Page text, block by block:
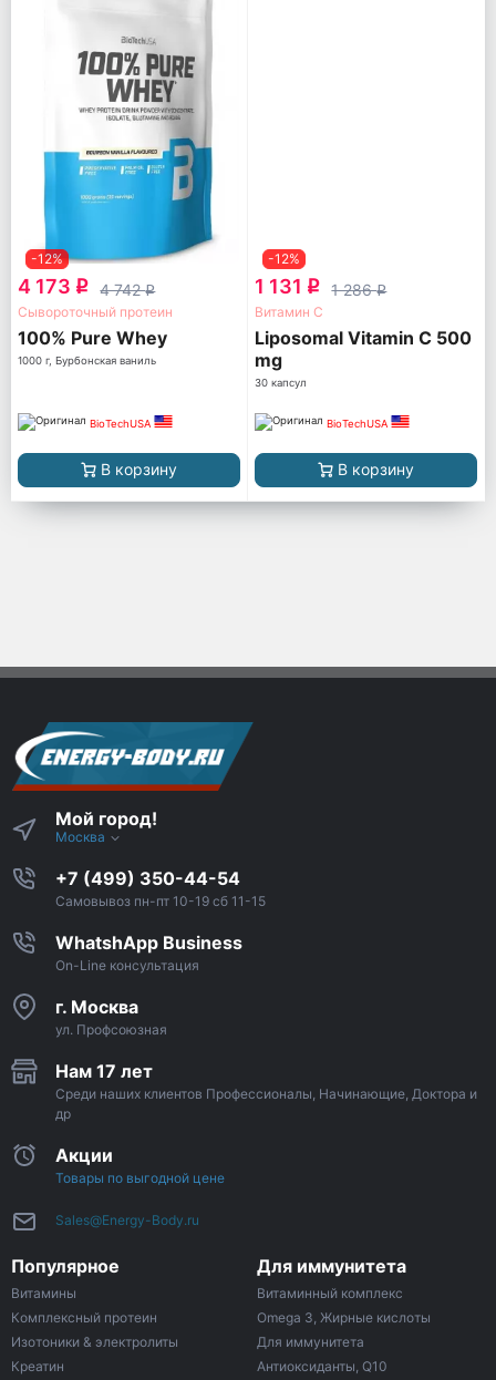
-12%
4 173 q 4 742q
Сывороточный протеин
100% Pure Whey
1000 г, Бурбонская ваниль
BioTechUSA
В корзину
-12%
1 131 q 1 286q
Витамин С
Liposomal Vitamin C 500
mg
30 капсул
BioTechUSA
В корзину
Мой город!
Москва
+7 (499) 350-44-54
Самовывоз пн-пт 10-19 сб 11-15
WhatshApp Business
On-Line консультация
г. Москва
ул. Профсоюзная
Нам 17 лет
Среди наших клиентов Профессионалы, Начинающие, Доктора и
др
Акции
Товары по выгодной цене
Sales@Energy-Body.ru
Популярное
Витамины
Комплексный протеин
Изотоники & электролиты
Креатин
Для иммунитета
Витаминный комплекс
Omega 3, Жирные кислоты
Для иммунитета
Антиоксиданты, Q10